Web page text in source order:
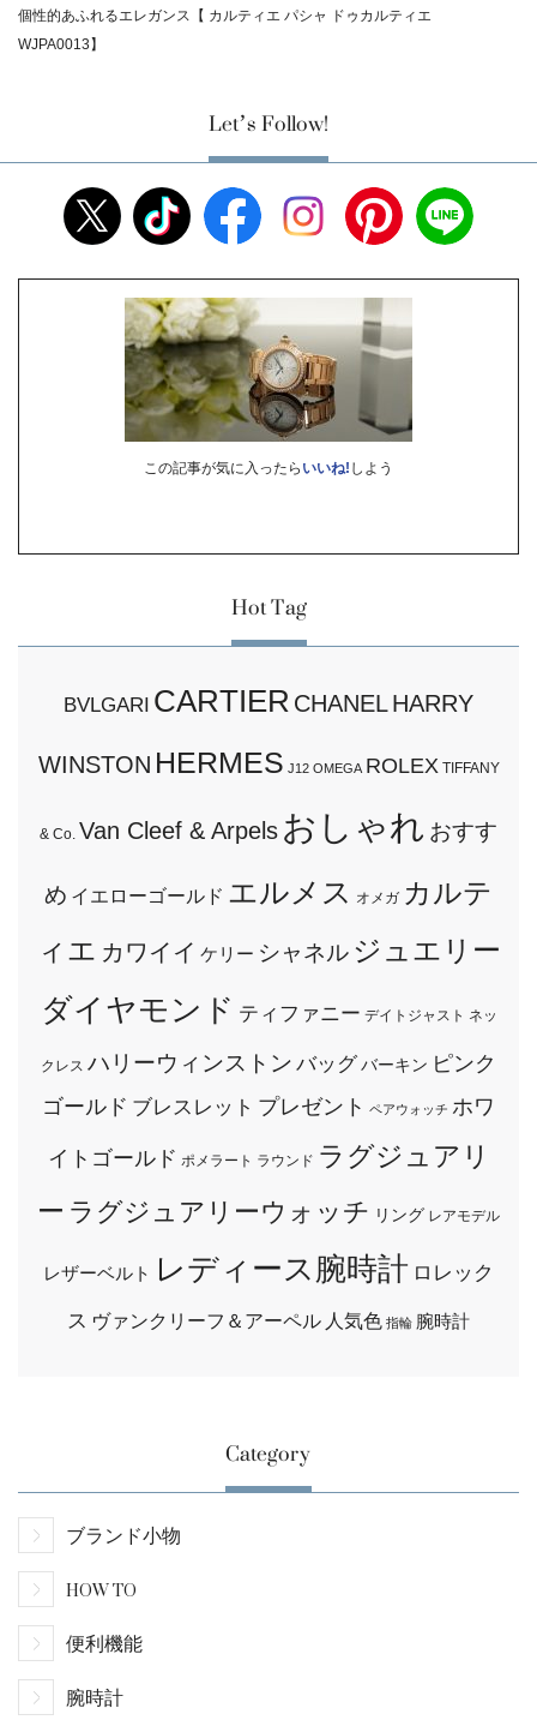
個性的あふれるエレガンス【 カルティエ パシャ ドゥカルティエ
WJPA0013】
Let’s Follow!
この記事が気に入ったら いいね! しよう
Hot Tag
BVLGARI CARTIER CHANELHARRY
WINSTON HERMES J12 OMEGA ROLEX TIFFANY
& Co. Van Cleef & Arpels おしゃれ おすす
め イエローゴールド エルメス オメガ カルテ
ィエ カワイイ ケリー シャネル ジュエリー
ダイヤモンド ティファニー デイトジャスト ネッ
クレス ハリーウィンストン バッグ バーキン ピンク
ゴールド ブレスレット プレゼント ペアウォッチ ホワ
イトゴールド ポメラート ラウンド ラグジュアリ
ー ラグジュアリーウォッチ リング レアモデル
レザーベルト レディース腕時計 ロレック
ス ヴァンクリーフ＆アーペル 人気色 指輪 腕時計
Category
ブランド小物
HOW TO
便利機能
腕時計